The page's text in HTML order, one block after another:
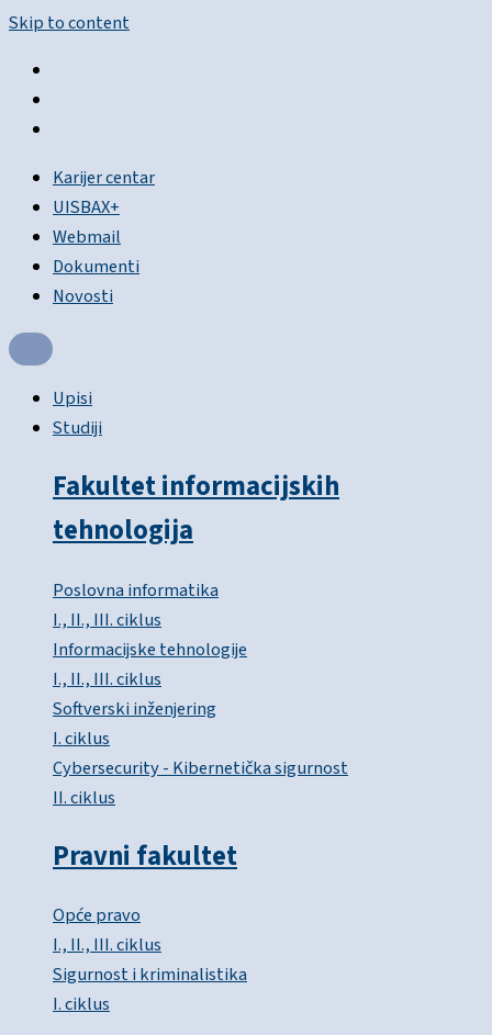
Skip to content
Karijer centar
UISBAX+
Webmail
Dokumenti
Novosti
Upisi
Studiji
Fakultet informacijskih
tehnologija
Poslovna informatika
I., II., III. ciklus
Informacijske tehnologije
I., II., III. ciklus
Softverski inženjering
I. ciklus
Cybersecurity - Kibernetička sigurnost
II. ciklus
Pravni fakultet
Opće pravo
I., II., III. ciklus
Sigurnost i kriminalistika
I. ciklus